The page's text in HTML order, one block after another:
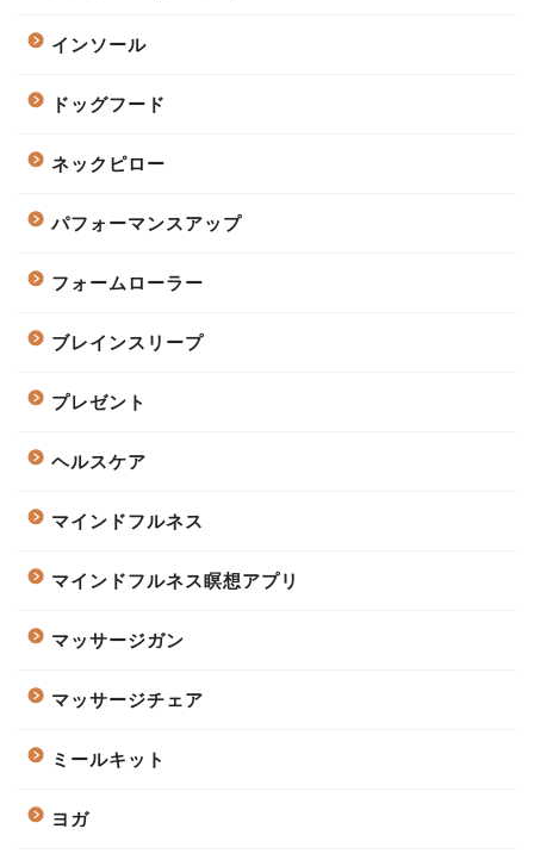
インソール
ドッグフード
ネックピロー
パフォーマンスアップ
フォームローラー
ブレインスリープ
プレゼント
ヘルスケア
マインドフルネス
マインドフルネス瞑想アプリ
マッサージガン
マッサージチェア
ミールキット
ヨガ